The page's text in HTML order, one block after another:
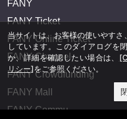
FANY
FANY Ticket
FANY Online Ticket
FANY Channel
FANY Crowdfunding
FANY Mall
FANY Commu
当サイトは、お客様の使いやす
しています。このダイアログを
か、詳細を確認したい場合は、
リシー]をご参照ください。